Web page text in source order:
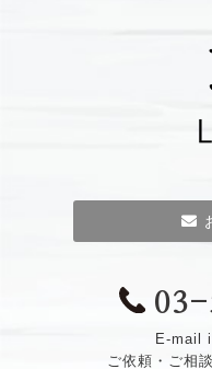
03-
E-mail
ご依頼・ご相